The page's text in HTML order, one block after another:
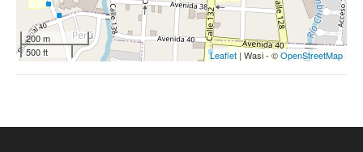
200 m
500 ft
Leaflet | Wasi - ©OpenStreetMap